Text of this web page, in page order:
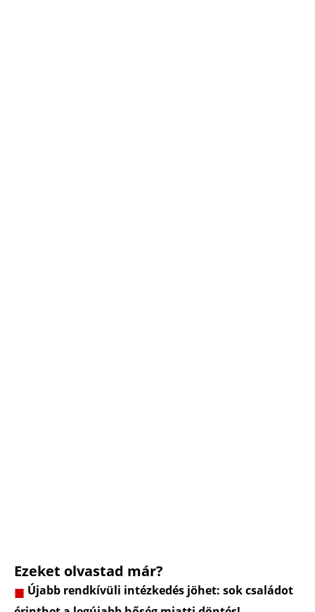
Ezeket olvastad már?
Újabb rendkívüli intézkedés jöhet: sok családot